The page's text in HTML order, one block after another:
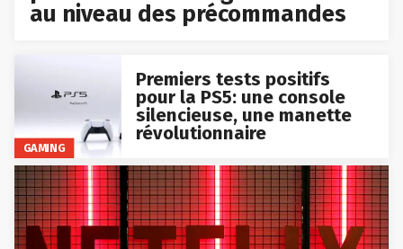
au niveau des précommandes
GAMING
Premiers tests positifs
pour la PS5: une console
silencieuse, une manette
révolutionnaire